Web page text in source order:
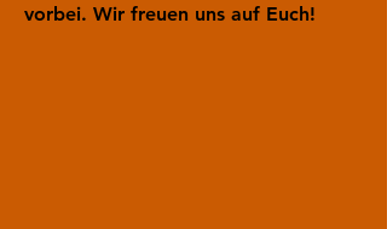
vorbei. Wir freuen uns auf Euch!